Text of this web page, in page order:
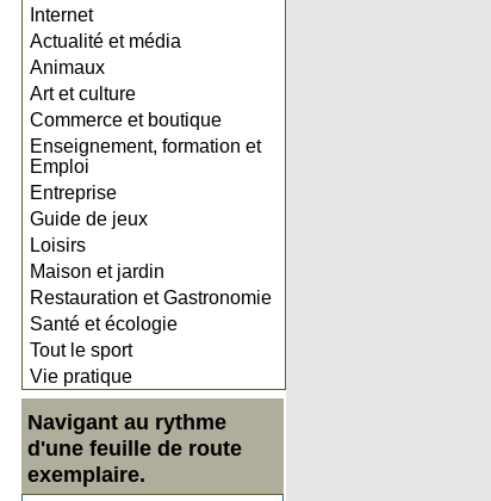
Internet
Actualité et média
Animaux
Art et culture
Commerce et boutique
Enseignement, formation et
Emploi
Entreprise
Guide de jeux
Loisirs
Maison et jardin
Restauration et Gastronomie
Santé et écologie
Tout le sport
Vie pratique
Navigant au rythme
d'une feuille de route
exemplaire.